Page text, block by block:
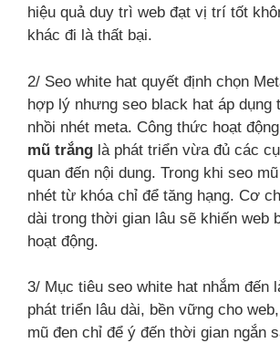
hiệu quả duy trì web đạt vị trí tốt
khác đi là thất bại.
2/ Seo white hat quyết định chọn
hợp lý nhưng seo black hat áp dụng
nhồi nhét meta. Công thức hoạt
mũ trắng là phát triển vừa đủ các
quan đến nội dung. Trong khi seo
nhét từ khóa chỉ để tăng hạng. Cơ
dài trong thời gian lâu sẽ khiến web
hoạt động.
3/ Mục tiêu seo white hat nhắm đến
phát triển lâu dài, bền vững cho
mũ đen chỉ để ý đến thời gian ngắn